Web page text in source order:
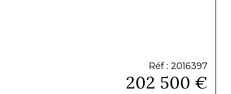
Réf : 2016397
202 500 €